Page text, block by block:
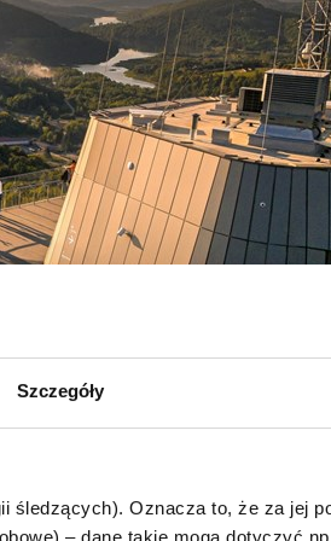
Szczegóły
śledzących). Oznacza to, że za jej
– dane takie mogą dotyczyć